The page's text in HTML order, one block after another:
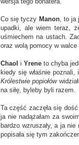
Co się tyczy Manon, to ja
upadki, ale wiem teraz,
uśmiechem na ustach.
oraz wolą pomocy w
ChaoliYreneto chyba
kiedy się właśnie
Królestwie popiołów
na siłę, byleby byli razem.
Ta część zaczęła się
ja nie nadążałam za
bardzo wzruszały, a ja
popisała się tym